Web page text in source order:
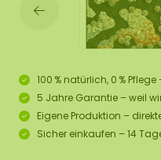
100 % natürlich, 0 %
5 Jahre Garantie – weil
Eigene Produktion –
Sicher einkaufen – 14